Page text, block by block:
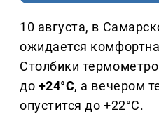
10 августа, в
ожидается
Столбики
до +24°C, а вечером
опустится до +22°C.